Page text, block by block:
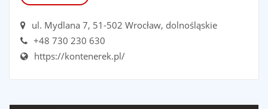
ul. Mydlana 7, 51-502 Wrocław, dolnośląskie
+48 730 230 630
https://kontenerek.pl/